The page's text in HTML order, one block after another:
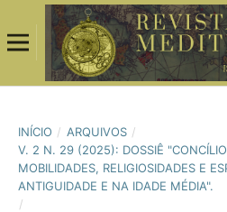
INÍCIO / ARQUIVOS /
V. 2 N. 29 (2025): DOSSIÊ
MOBILIDADES, RELIGIOSIDADES E
ANTIGUIDADE E NA IDADE MÉDIA".
/